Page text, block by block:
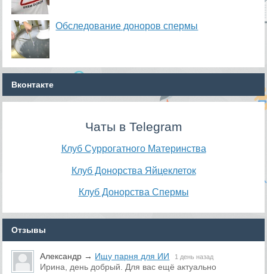
Обследование доноров спермы
Вконтакте
Чаты в Telegram
Клуб Суррогатного Материнства
Клуб Донорства Яйцеклеток
Клуб Донорства Спермы
Отзывы
Александр → Ищу парня для ИИ 1 день назад
Ирина, день добрый. Для вас ещё актуально